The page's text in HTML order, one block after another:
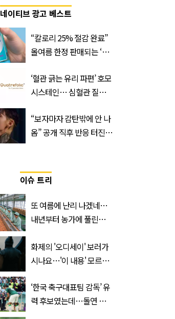
네이티브 광고 베스트
“칼로리 25% 절감 완료”
올여름 한정 판매되는 ‘최
‘혈관 긁는 유리 파편’ 호모
시스테인… 심혈관 질환
“보자마자 감탄밖에 안 나
옴” 공개 직후 반응 터진
이슈 트리
또 여름에 난리 나겠네…
내년부터 농가에 풀린다는
화제의 '오디세이' 보러가
시나요…'이 내용' 모르고
‘한국 축구대표팀 감독’ 유
력 후보였는데…돌연 코